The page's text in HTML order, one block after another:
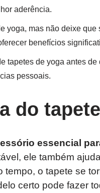
aderência.
yoga, mas não deixe
benefícios
tapetes de yoga antes
pessoais.
do
essencial
ele também
tempo, o tapete se
certo pode fazer